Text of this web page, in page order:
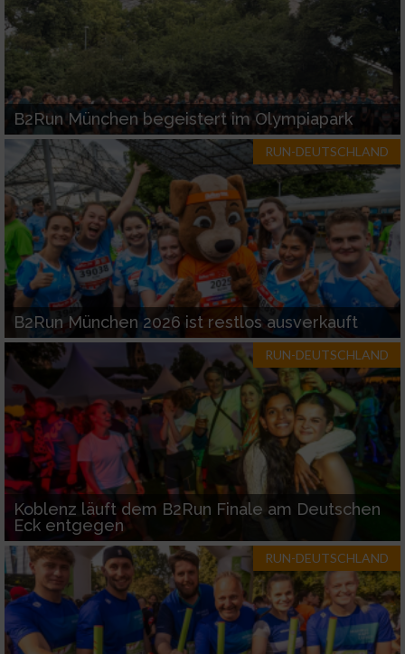
B2Run München begeistert im Olympiapark
RUN-DEUTSCHLAND
B2Run München 2026 ist restlos ausverkauft
RUN-DEUTSCHLAND
Koblenz läuft dem B2Run Finale am Deutschen
Eck entgegen
RUN-DEUTSCHLAND
Performance
Funktional
Werbung